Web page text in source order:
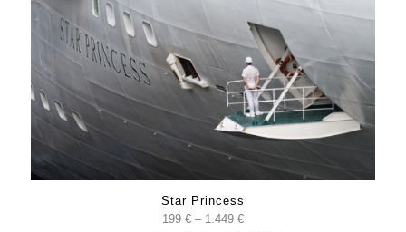
Star Princess
199 € – 1.449 €Preisspanne: